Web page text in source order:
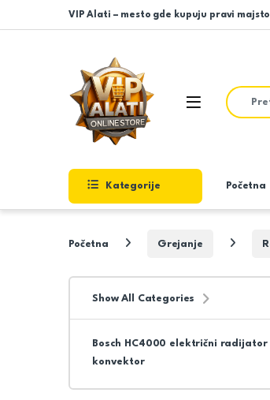
Skip to navigation
Skip to content
VIP Alati – mesto gde kupuju pravi
Open
Search
Kategorije Početna
Početna Grejanje
Show All Categories
Bosch HC4000 električni radijator
konvektor